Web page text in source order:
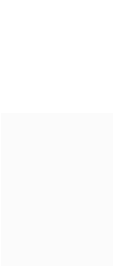
。十年后的她才
离奇死亡的真相。
；临终前与遗憾
折动人的情感，